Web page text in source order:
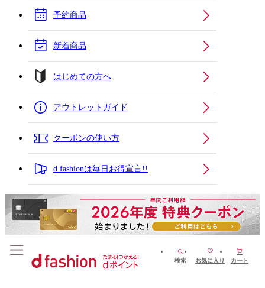
予約商品
新着商品
はじめての方へ
アウトレットガイド
クーポンの使い方
d fashionは毎日お得宣言!!
検索 お気に入り カート